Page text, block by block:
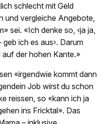
schlecht mit Geld
und vergleiche Angebote,
sei. «Ich denke so, ‹ja ja,
ich es aus›. Darum
der hohen Kante.»
«irgendwie kommt dann
Job wirst du schon
reissen, so «kann ich ja
ins Fricktal». Das